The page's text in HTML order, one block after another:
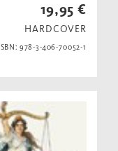
19,95 €
HARDCOVER
ISBN: 978-3-406-70052-1